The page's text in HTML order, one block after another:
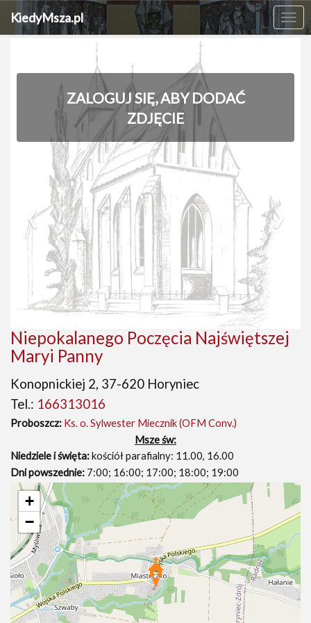
KiedyMsza.pl
ZALOGUJ SIĘ, ABY DODAĆ
ZDJĘCIE
‹ ›
Niepokalanego Poczęcia Najświętszej
Maryi Panny
Konopnickiej 2, 37-620 Horyniec
Tel.: 166313016
Proboszcz: Ks. o. Sylwester Miecznik (OFM Conv.)
Msze św:
Niedziele i święta:kościół parafialny: 11.00, 16.00
Dni powszednie: 7:00; 16:00; 17:00; 18:00; 19:00
+
−